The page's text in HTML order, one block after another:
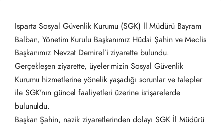
Isparta Sosyal Güvenlik Kurumu (SGK) İl Müdürü Bayram
Balban, Yönetim Kurulu Başkanımız Hüdai Şahin ve Meclis
Başkanımız Nevzat Demirel’i ziyarette bulundu.
Gerçekleşen ziyarette, üyelerimizin Sosyal Güvenlik
Kurumu hizmetlerine yönelik yaşadığı sorunlar ve talepler
ile SGK’nın güncel faaliyetleri üzerine istişarelerde
bulunuldu.
Başkan Şahin, nazik ziyaretlerinden dolayı SGK İl Müdürü